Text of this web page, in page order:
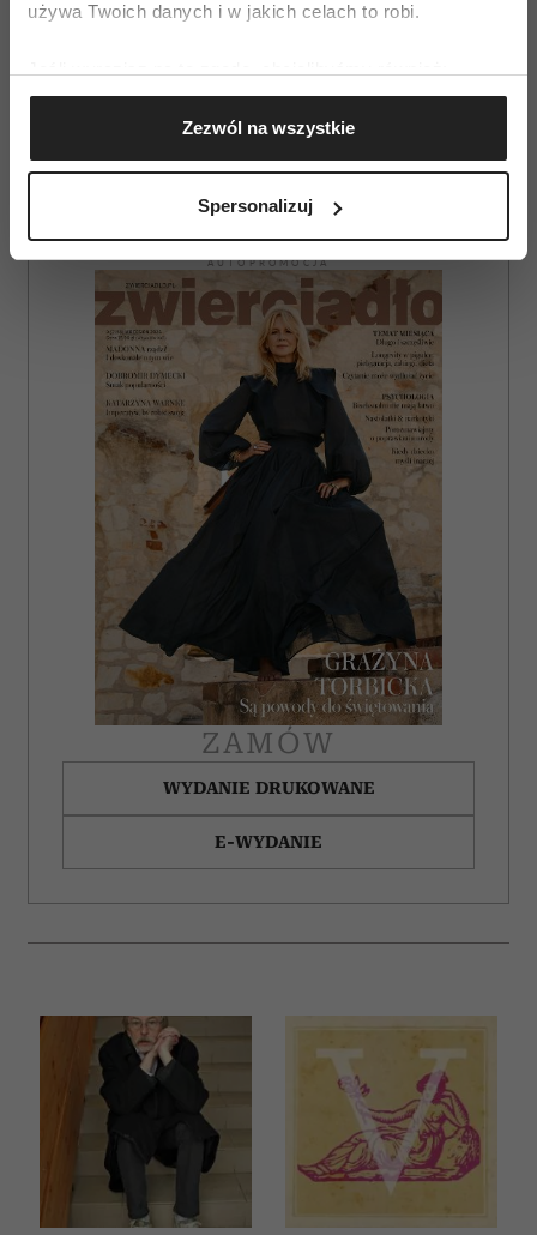
używa Twoich danych i w jakich celach to robi.
Gromadzić dane dotyczące Twojej lokalizacji
geograficznej z dokładnością nawet do kilku metrów
Identyfikować Twoje urządzenie, aktywnie
(fingerprinting, czyli wirtualny odcisk palca)
dane są przetwarzane oraz ustaw własne preferencje w
sekcji szczegółów
. W Deklaracji plików cookie możesz
zmienić lub wycofać swoją zgodę w dowolnej chwili.
Wykorzystujemy pliki cookie do spersonalizowania treści
i reklam, aby oferować funkcje społecznościowe i
analizować ruch w naszej witrynie. Informacje o tym, jak
korzystasz z naszej witryny, udostępniamy partnerom
społecznościowym, reklamowym i analitycznym.
Partnerzy mogą połączyć te informacje z innymi danymi
otrzymanymi od Ciebie lub uzyskanymi podczas
korzystania z ich usług.
Zezwól na wszystkie
Spersonalizuj
posmarowana sosem
AUTOPROMOCJA
ZAMÓW
WYDANIE DRUKOWANE
E-WYDANIE